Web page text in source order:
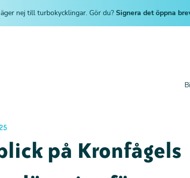
nej till turbokycklingar. Gör du? Signera det öppna
på Kronfågels